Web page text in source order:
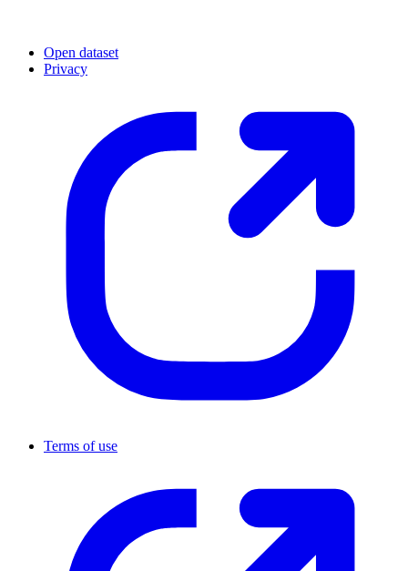
Open dataset
Privacy
Terms of use